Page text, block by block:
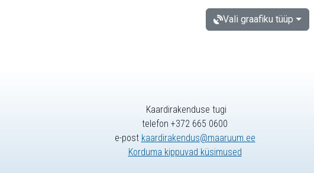
Vali graafiku tüüp
Kaardirakenduse tugi
telefon +372 665 0600
e-post kaardirakendus@maaruum.ee
Korduma kippuvad küsimused